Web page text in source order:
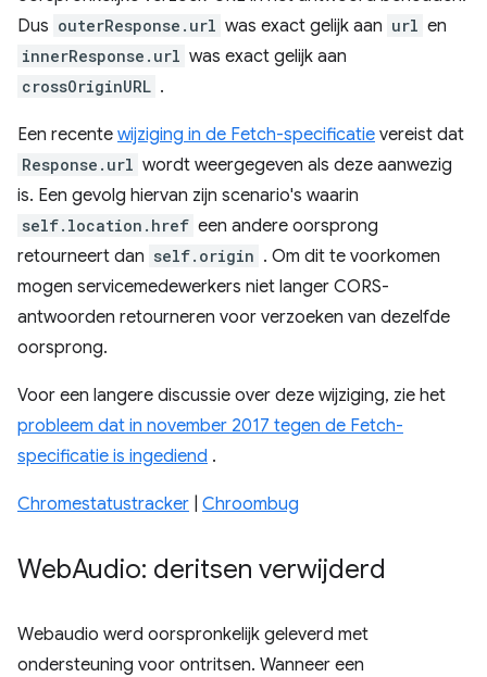
Dus outerResponse.url was exact gelijk aan url en
innerResponse.url was exact gelijk aan
crossOriginURL .
Een recente wijziging in de Fetch-specificatie vereist dat
Response.url wordt weergegeven als deze aanwezig
is. Een gevolg hiervan zijn scenario's waarin
self.location.href een andere oorsprong
retourneert dan self.origin . Om dit te voorkomen
mogen servicemedewerkers niet langer CORS-
antwoorden retourneren voor verzoeken van dezelfde
oorsprong.
Voor een langere discussie over deze wijziging, zie het
probleem dat in november 2017 tegen de Fetch-
specificatie is ingediend .
Chromestatustracker Chroombug
WebAudio: deritsen verwijderd
Webaudio werd oorspronkelijk geleverd met
ondersteuning voor ontritsen. Wanneer een